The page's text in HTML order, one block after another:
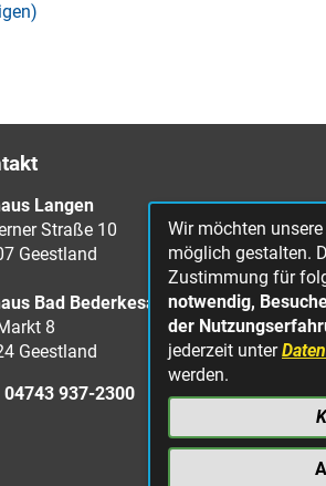
Langen
Straße 10
Geestland
Bad Bederkesa
8
Geestland
04743 937-2300
Wir möchten
möglich gestalten.
Zustimmung für
notwendig,
der
jederzeit unter
werden.